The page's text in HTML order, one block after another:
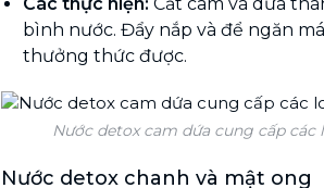
bình nước. Đẩy nắp và để ngăn
thưởng thức được.
Nước detox cam dứa cung cấp các
Nước detox chanh và mật ong